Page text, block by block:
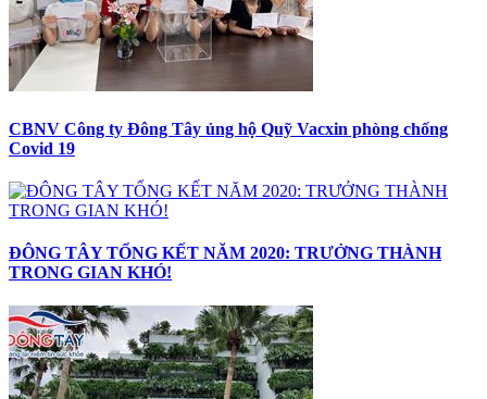
CBNV Công ty Đông Tây ủng hộ Quỹ Vacxin phòng chống
Covid 19
ĐÔNG TÂY TỔNG KẾT NĂM 2020: TRƯỞNG THÀNH
TRONG GIAN KHÓ!